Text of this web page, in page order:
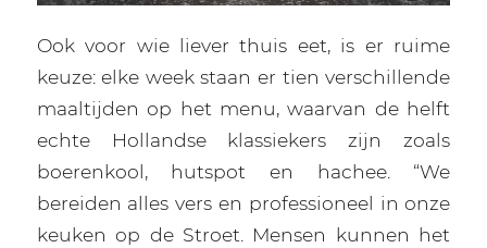
Ook voor wie liever thuis eet, is er ruime
keuze: elke week staan er tien verschillende
maaltijden op het menu, waarvan de helft
echte Hollandse klassiekers zijn zoals
boerenkool, hutspot en hachee. “We
bereiden alles vers en professioneel in onze
keuken op de Stroet. Mensen kunnen het